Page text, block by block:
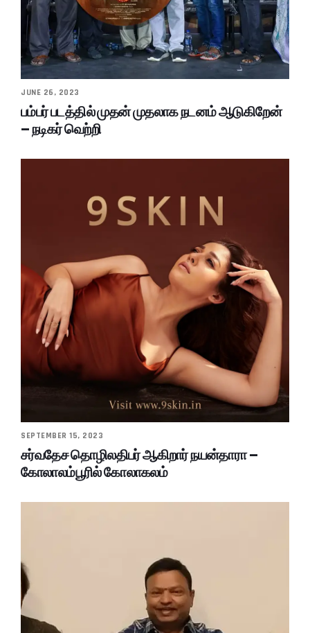
JUNE 26, 2023
பம்பர் படத்தில் முதன் முதலாக நடனம் ஆடுகிறேன்
– நடிகர் வெற்றி
SEPTEMBER 15, 2023
சர்வதேச தொழிலதிபர் ஆகிறார் நயன்தாரா –
கோலாலம்பூரில் கோலாகலம்